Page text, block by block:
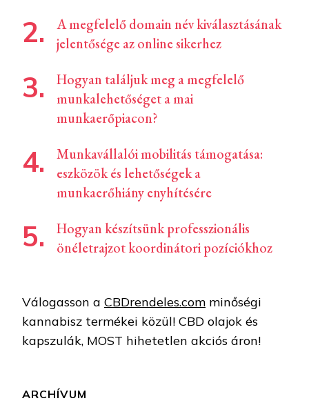
A megfelelő domain név kiválasztásának
jelentősége az online sikerhez
Hogyan találjuk meg a megfelelő
munkalehetőséget a mai
munkaerőpiacon?
Munkavállalói mobilitás támogatása:
eszközök és lehetőségek a
munkaerőhiány enyhítésére
Hogyan készítsünk professzionális
önéletrajzot koordinátori pozíciókhoz
Válogasson a CBDrendeles.com minőségi
kannabisz termékei közül! CBD olajok és
kapszulák, MOST hihetetlen akciós áron!
ARCHÍVUM